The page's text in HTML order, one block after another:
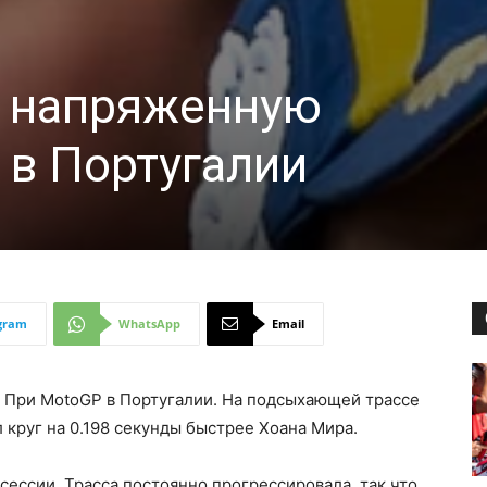
напряженную
Португалии
WhatsApp Email
MotoGP в Португалии. На подсыхающей трассе
на 0.198 секунды быстрее Хоана Мира.